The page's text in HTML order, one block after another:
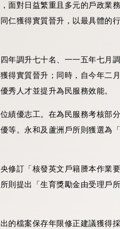
面對日益繁重且多元的戶政業
仁獲得實質晉升，以最具體的
年調升七十名、一一五年七月
得實質晉升；同時，自今年二
秀人才並提升為民服務效能。
績優志工。在為民服務考核部
等。永和及蘆洲戶所則獲選為
修訂「核發英文戶籍謄本作業
則提出「生育獎勵金由受理戶
的檔案保存年限修正建議獲得